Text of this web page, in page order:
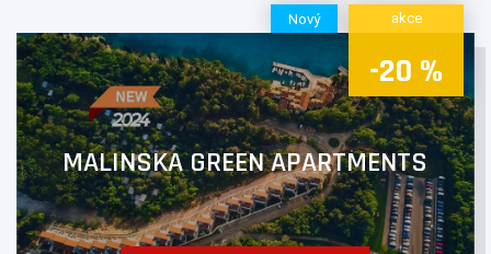
Nový akce
-20 %
MALINSKA GREEN APARTMENTS